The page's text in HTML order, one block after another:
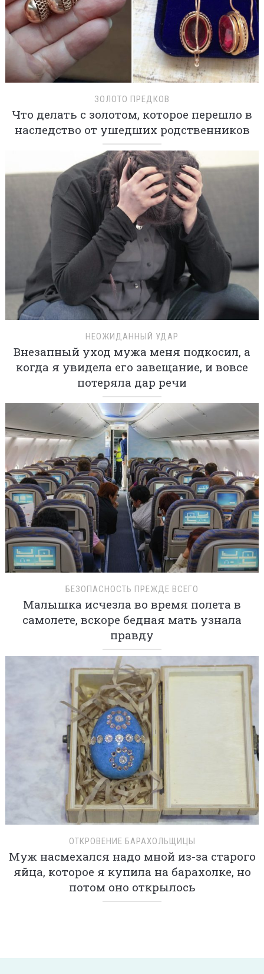
ЗОЛОТО ПРЕДКОВ
Что делать с золотом, которое перешло в
наследство от ушедших родственников
НЕОЖИДАННЫЙ УДАР
Внезапный уход мужа меня подкосил, а
когда я увидела его завещание, и вовсе
потеряла дар речи
БЕЗОПАСНОСТЬ ПРЕЖДЕ ВСЕГО
Малышка исчезла во время полета в
самолете, вскоре бедная мать узнала
правду
ОТКРОВЕНИЕ БАРАХОЛЬЩИЦЫ
Муж насмехался надо мной из-за старого
яйца, которое я купила на барахолке, но
потом оно открылось